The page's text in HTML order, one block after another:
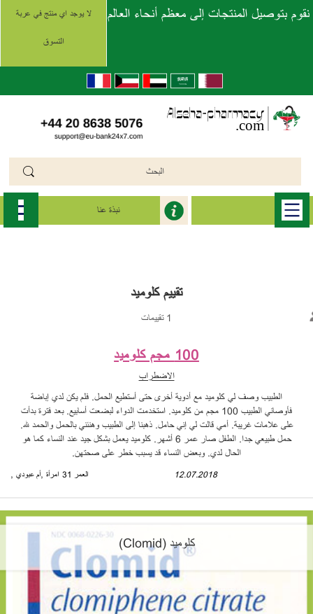
لا يوجد اي منتج في عربة
التسوق
نقوم بتوصيل المنتجات إلى معظم أنحاء العالم
نبذة عنا
تقييم كلوميد
1 تقييمات
100 مجم كلوميد
الاضطراب
الطبيب وصف لي كلوميد مع أدوية أخرى حتى أستطيع الحمل. فلم يكن لدي إباضة
فأوصاني الطبيب 100 مجم من كلوميد. استخدمت الدواء لبضعت أسابيع. بعد فترة بدأت
على علامات غريبة. أمي قالت لي إني حامل. ذهبنا إلى الطبيب وهنئني بالحمل والحمد لله.
حمل طبيعي جدا. الطفل صار عمر 6 أشهر. كلوميد يعمل بشكل جيد عند النساء كما هو
الحال لدي. وبعض النساء قد يسبب خطر على صحتهن.
أم عبودي امرأة العمر 31 12.07.2018
كلوميد (Clomid)